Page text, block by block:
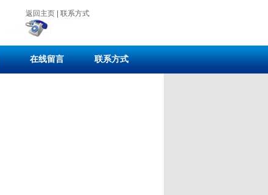
返回主页 联系方式
在线留言 联系方式